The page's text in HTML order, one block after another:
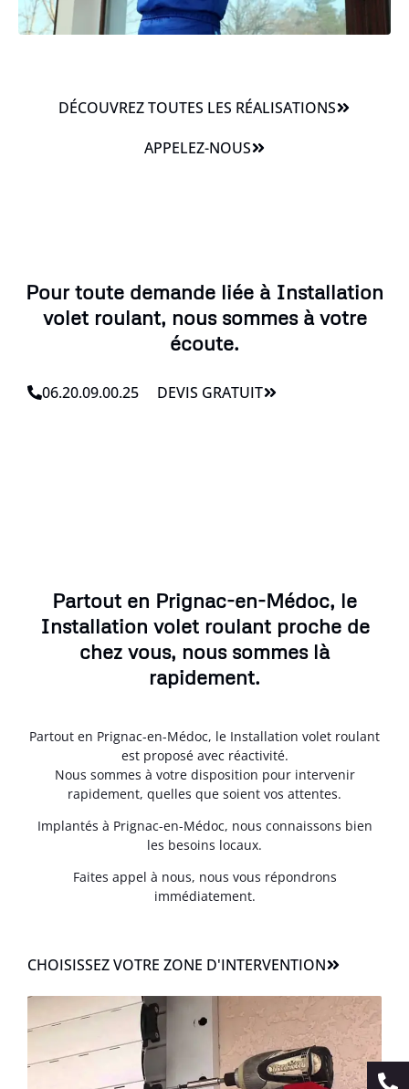
DÉCOUVREZ TOUTES LES RÉALISATIONS
APPELEZ-NOUS
Pour toute demande liée à Installation
volet roulant, nous sommes à votre
écoute.
06.20.09.00.25 DEVIS GRATUIT
Partout en Prignac-en-Médoc, le
Installation volet roulant proche de
chez vous, nous sommes là
rapidement.
Partout en Prignac-en-Médoc, le Installation volet roulant
est proposé avec réactivité.
Nous sommes à votre disposition pour intervenir
rapidement, quelles que soient vos attentes.
Implantés à Prignac-en-Médoc, nous connaissons bien
les besoins locaux.
Faites appel à nous, nous vous répondrons
immédiatement.
CHOISISSEZ VOTRE ZONE D'INTERVENTION